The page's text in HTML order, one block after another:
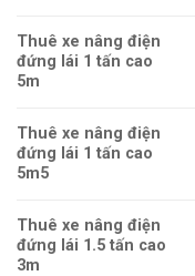
Thuê xe nâng điện
đứng lái 1 tấn cao
5m
Thuê xe nâng điện
đứng lái 1 tấn cao
5m5
Thuê xe nâng điện
đứng lái 1.5 tấn cao
3m